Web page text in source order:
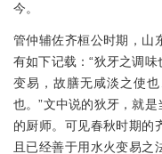
今。
管仲辅佐齐桓公时期，山
有如下记载：“狄牙之调
变易，故膳无咸淡之使
也。”文中说的狄牙，就
的厨师。可见春秋时期的
且已经善于用水火变易之